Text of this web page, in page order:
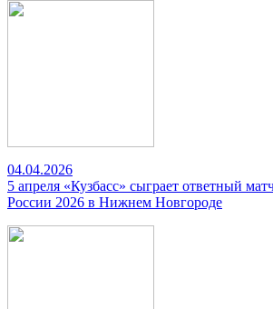
04.04.2026
5 апреля «Кузбасс» сыграет ответный
России 2026 в Нижнем Новгороде